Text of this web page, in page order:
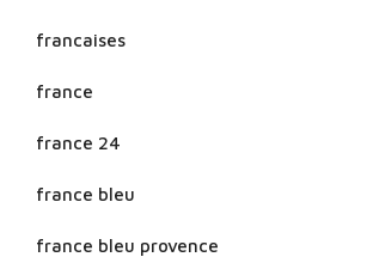
francaises
france
france 24
france bleu
france bleu provence